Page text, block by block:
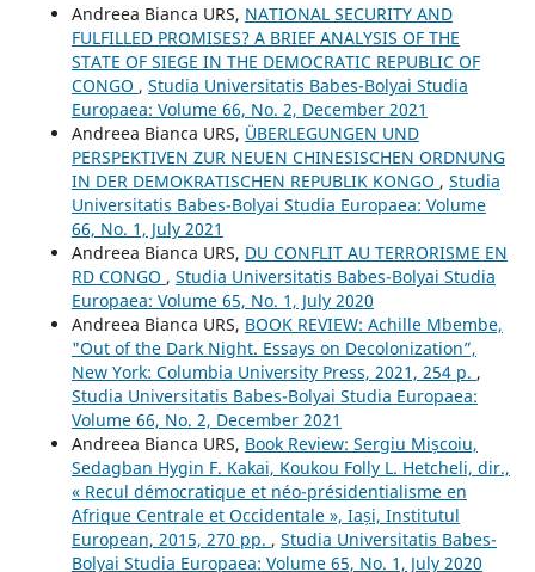
Andreea Bianca URS, NATIONAL SECURITY AND
FULFILLED PROMISES? A BRIEF ANALYSIS OF THE
STATE OF SIEGE IN THE DEMOCRATIC REPUBLIC OF
CONGO , Studia Universitatis Babes-Bolyai Studia
Europaea: Volume 66, No. 2, December 2021
Andreea Bianca URS, ÜBERLEGUNGEN UND
PERSPEKTIVEN ZUR NEUEN CHINESISCHEN ORDNUNG
IN DER DEMOKRATISCHEN REPUBLIK KONGO , Studia
Universitatis Babes-Bolyai Studia Europaea: Volume
66, No. 1, July 2021
Andreea Bianca URS, DU CONFLIT AU TERRORISME EN
RD CONGO , Studia Universitatis Babes-Bolyai Studia
Europaea: Volume 65, No. 1, July 2020
Andreea Bianca URS, BOOK REVIEW: Achille Mbembe,
"Out of the Dark Night. Essays on Decolonization”,
New York: Columbia University Press, 2021, 254 p. ,
Studia Universitatis Babes-Bolyai Studia Europaea:
Volume 66, No. 2, December 2021
Andreea Bianca URS, Book Review: Sergiu Mișcoiu,
Sedagban Hygin F. Kakai, Koukou Folly L. Hetcheli, dir.,
« Recul démocratique et néo-présidentialisme en
Afrique Centrale et Occidentale », Iași, Institutul
European, 2015, 270 pp. , Studia Universitatis Babes-
Bolyai Studia Europaea: Volume 65, No. 1, July 2020